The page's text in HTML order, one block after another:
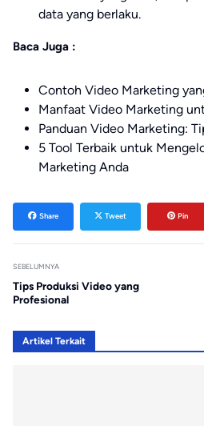
data yang berlaku.
Baca Juga :
Contoh Video Marketing
Manfaat Video Marketing
Panduan Video Marketing:
5 Tool Terbaik untuk
Marketing Anda
Share Tweet Pin
SEBELUMNYA
Tips Produksi Video yang
Profesional
Artikel Terkait